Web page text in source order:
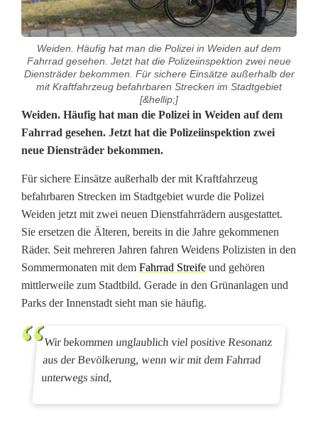
Weiden. Häufig hat man die Polizei in Weiden auf dem
Fahrrad gesehen. Jetzt hat die Polizeiinspektion zwei neue
Diensträder bekommen. Für sichere Einsätze außerhalb der
mit Kraftfahrzeug befahrbaren Strecken im Stadtgebiet
[&hellip;]
N
e
u
e
D
i
e
n
s
Weiden. Häufig hat man die Polizei in Weiden auf dem
Fahrrad gesehen. Jetzt hat die Polizeiinspektion zwei
neue Diensträder bekommen.
Für sichere Einsätze außerhalb der mit Kraftfahrzeug
befahrbaren Strecken im Stadtgebiet wurde die Polizei
Weiden jetzt mit zwei neuen Dienstfahrrädern ausgestattet.
Sie ersetzen die Älteren, bereits in die Jahre gekommenen
Räder. Seit mehreren Jahren fahren Weidens Polizisten in den
Sommermonaten mit dem Fahrrad Streife und gehören
mittlerweile zum Stadtbild. Gerade in den Grünanlagen und
Parks der Innenstadt sieht man sie häufig.
Wir bekommen unglaublich viel positive Resonanz
aus der Bevölkerung, wenn wir mit dem Fahrrad
unterwegs sind,